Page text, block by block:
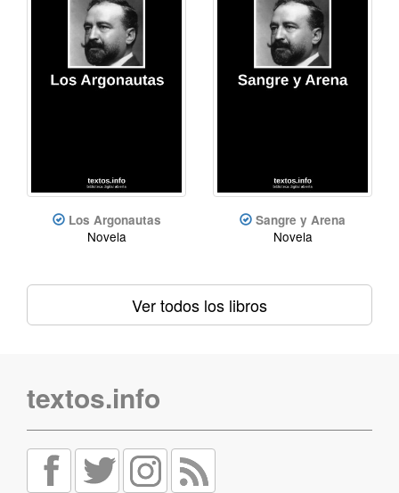
Los Argonautas
Novela
Sangre y Arena
Novela
Ver todos los libros
textos.info